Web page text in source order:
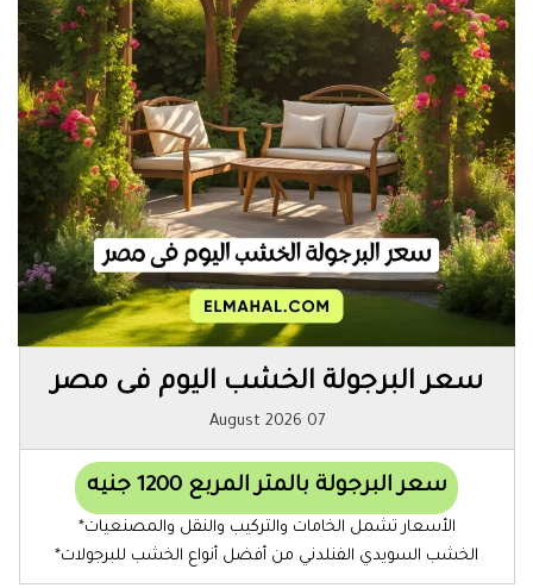
سعر البرجولة الخشب اليوم فى مصر
07 August 2026
سعر البرجولة بالمتر المربع 1200 جنيه
الأسعار تشمل الخامات والتركيب والنقل والمصنعيات*
الخشب السويدي الفنلدني من أفضل أنواع الخشب للبرجولات*